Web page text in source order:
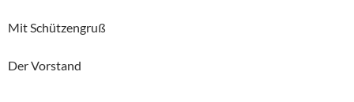
Mit Schützengruß
Der Vorstand